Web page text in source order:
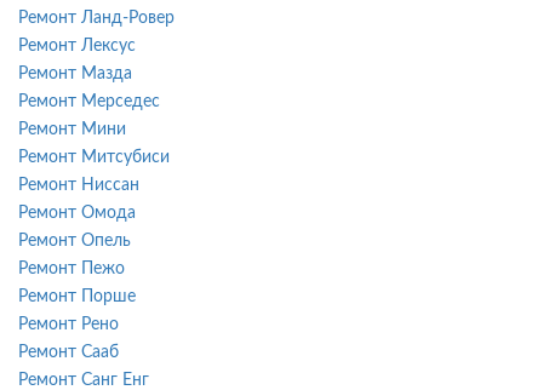
Ремонт Ланд-Ровер
Ремонт Лексус
Ремонт Мазда
Ремонт Мерседес
Ремонт Мини
Ремонт Митсубиси
Ремонт Ниссан
Ремонт Омода
Ремонт Опель
Ремонт Пежо
Ремонт Порше
Ремонт Рено
Ремонт Сааб
Ремонт Санг Енг